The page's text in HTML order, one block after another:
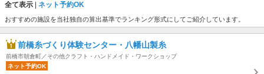
全て表示 ネット予約OK
おすすめの施設を当社独自の算出基準でランキング形式にしてご紹介しています。
前橋糸づくり体験センター・八幡山製糸
前橋市朝倉町／その他クラフト・ハンドメイド・ワークショップ
ネット予約OK